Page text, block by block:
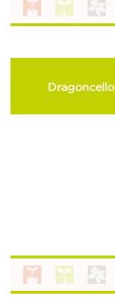
Dragoncello